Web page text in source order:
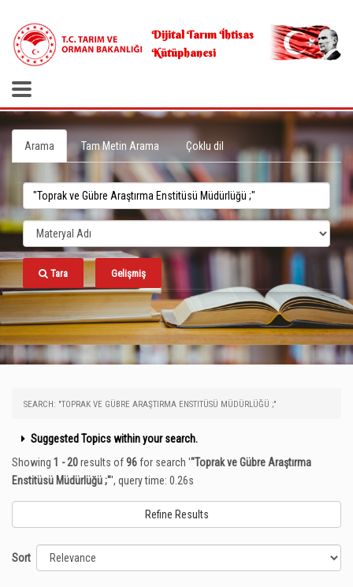
Dijital Tarım İhtisas
Kütüphanesi
Arama Tam Metin Arama Çoklu dil
Tara Gelişmiş
SEARCH: "TOPRAK VE GÜBRE ARAŞTIRMA ENSTITÜSÜ MÜDÜRLÜĞÜ ;"
Suggested Topics within your search.
Showing 1 - 20results of96for search '"Toprak ve Gübre Araştırma
Enstitüsü Müdürlüğü ;"', query time: 0.26s
Refine Results
Sort